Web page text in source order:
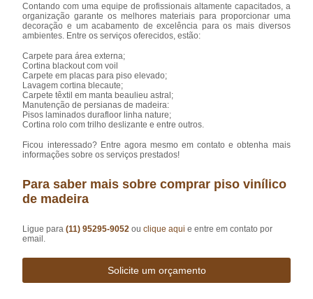
Contando com uma equipe de profissionais altamente capacitados, a
organização garante os melhores materiais para proporcionar uma
decoração e um acabamento de excelência para os mais diversos
ambientes. Entre os serviços oferecidos, estão:
Carpete para área externa;
Cortina blackout com voil
Carpete em placas para piso elevado;
Lavagem cortina blecaute;
Carpete têxtil em manta beaulieu astral;
Manutenção de persianas de madeira:
Pisos laminados durafloor linha nature;
Cortina rolo com trilho deslizante e entre outros.
Ficou interessado? Entre agora mesmo em contato e obtenha mais
informações sobre os serviços prestados!
Para saber mais sobre comprar piso vinílico
de madeira
Ligue para(11) 95295-9052ouclique aqui e entre em contato por
email.
Solicite um orçamento